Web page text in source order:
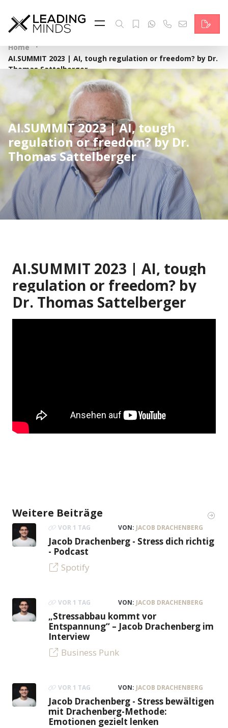
Feed & News
Reading Minds
Themen
Services
Wer wir sind
Kontakt
English
Home ·
AI.SUMMIT 2023 | AI, tough regulation or freedom? by Dr.
Thomas Sattelberger
AI.SUMMIT 2023 | AI, tough
regulation or freedom? by Dr.
Thomas Sattelberger
AI.SUMMIT 2023 | AI, tough
regulation or freedom? by
Dr. Thomas Sattelberger
Weitere Beiträge
VOR 1 TAG VON: JACOB DRACHENBERG
Jacob Drachenberg - Stress dich richtig
- Podcast
Spotify
VOR 1 TAG VON: JACOB DRACHENBERG
„Stressabbau kommt vor
Entspannung“ – Jacob Drachenberg im
Interview
Business Punk
VOR 1 TAG VON: JACOB DRACHENBERG
Jacob Drachenberg - Stress bewältigen
mit Drachenberg-Methode:
Emotionen gezielt lenken